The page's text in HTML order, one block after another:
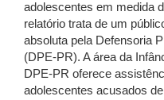
adolescentes em medida
relatório trata de um
absoluta pela Defensoria
(DPE-PR). A área da
DPE-PR oferece
adolescentes acusados